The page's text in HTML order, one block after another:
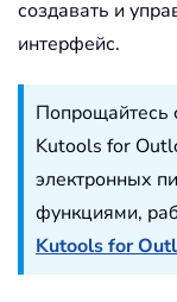
создавать и
интерфейс.
Попрощайтесь
Kutools for
электронных
функциями,
Kutools for